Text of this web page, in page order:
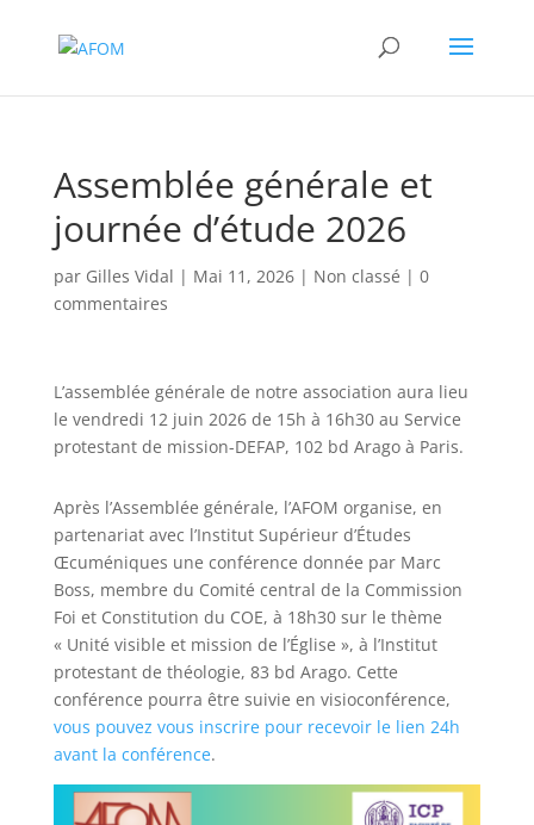
Assemblée générale et
journée d’étude 2026
par Gilles Vidal | Mai 11, 2026| Non classé | 0
commentaires
L’assemblée générale de notre association aura lieu
le vendredi 12 juin 2026 de 15h à 16h30 au Service
protestant de mission-DEFAP, 102 bd Arago à Paris.
Après l’Assemblée générale, l’AFOM organise, en
partenariat avec l’Institut Supérieur d’Études
Œcuméniques une conférence donnée par Marc
Boss, membre du Comité central de la Commission
Foi et Constitution du COE, à 18h30 sur le thème
« Unité visible et mission de l’Église », à l’Institut
protestant de théologie, 83 bd Arago. Cette
conférence pourra être suivie en visioconférence,
vous pouvez vous inscrire pour recevoir le lien 24h
avant la conférence.